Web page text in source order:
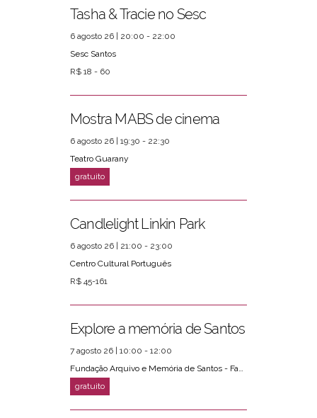
Tasha & Tracie no Sesc
6 agosto 26 | 20:00 - 22:00
Sesc Santos
R$ 18 - 60
Mostra MABS de cinema
6 agosto 26 | 19:30 - 22:30
Teatro Guarany
Candlelight Linkin Park
6 agosto 26 | 21:00 - 23:00
Centro Cultural Português
R$ 45-161
Explore a memória de Santos
7 agosto 26 | 10:00 - 12:00
Fundação Arquivo e Memória de Santos - Fams